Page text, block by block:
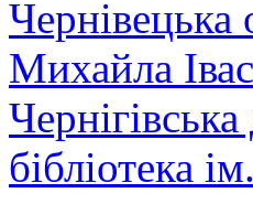
Чернівецька
Михайла
бібліотека